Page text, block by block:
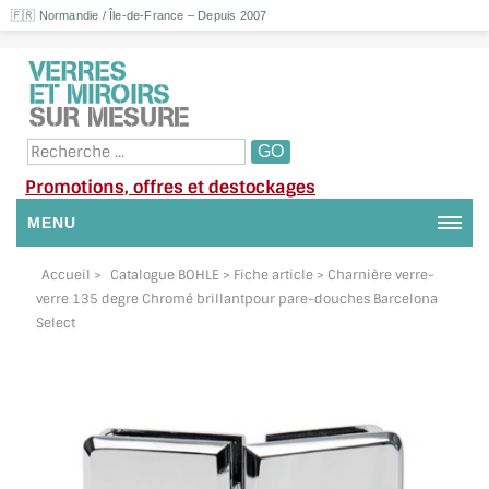
🇫🇷 Normandie / Île-de-France – Depuis 2007
Promotions, offres et destockages
MENU
NOUS CONTACTER
MON COMPTE / SE CONNECTER
SUIVI DE COMMANDE
Accueil > Catalogue BOHLE > Fiche article > Charnière verre-
verre 135 degre Chromé brillantpour pare-douches Barcelona
Select